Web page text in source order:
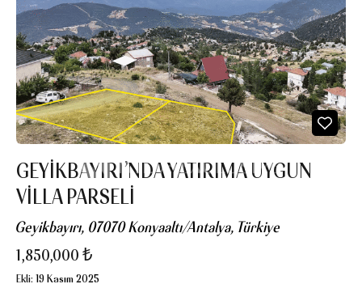
GEYIKBAYIRI’NDA YATIRIMA UYGUN
VILLA PARSELI
Geyikbayırı, 07070 Konyaaltı/Antalya, Türkiye
1,850,000 ₺
Ekli: 19 Kasım 2025